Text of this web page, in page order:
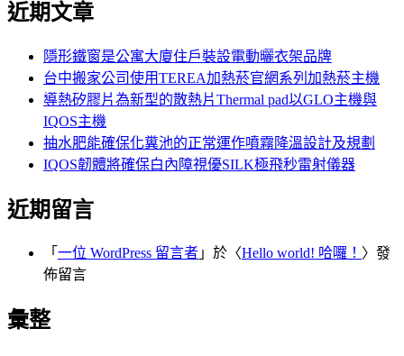
近期文章
隱形鐵窗是公寓大廈住戶裝設電動曬衣架品牌
台中搬家公司使用TEREA加熱菸官網系列加熱菸主機
導熱矽膠片為新型的散熱片Thermal pad以GLO主機與
IQOS主機
抽水肥能確保化糞池的正常運作噴霧降溫設計及規劃
IQOS韌體將確保白內障視優SILK極飛秒雷射儀器
近期留言
「 一位 WordPress 留言者 」於〈Hello world! 哈囉！ 〉發
佈留言
彙整